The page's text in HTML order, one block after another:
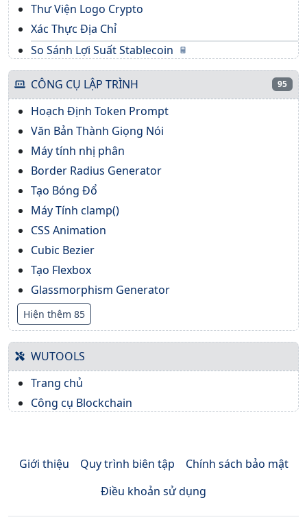
Thư Viện Logo Crypto
Xác Thực Địa Chỉ
So Sánh Lợi Suất Stablecoin
CÔNG CỤ LẬP TRÌNH 95
Hoạch Định Token Prompt
Văn Bản Thành Giọng Nói
Máy tính nhị phân
Border Radius Generator
Tạo Bóng Đổ
Máy Tính clamp()
CSS Animation
Cubic Bezier
Tạo Flexbox
Glassmorphism Generator
Hiện thêm 85
WUTOOLS
Trang chủ
Công cụ Blockchain
Giới thiệu Quy trình biên tập
Chính sách bảo mật
Điều khoản sử dụng